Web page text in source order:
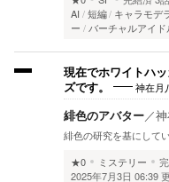
AI
短編 キャラモデ
ー
バーチャルアイド
現在でホワイトハ
ズです。
神在月
緋色のアバター／
緋色の研究を基にしてい
★0
ミステリー
2025年7月3日 06:39